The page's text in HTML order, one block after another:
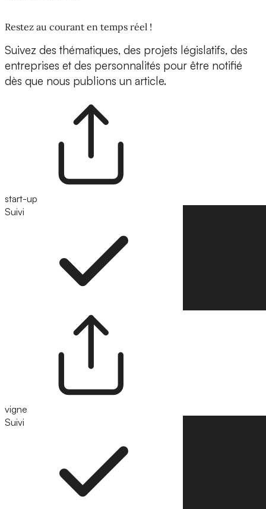
Restez au courant en temps réel !
Suivez des thématiques, des projets législatifs, des
entreprises et des personnalités pour être notifié
dès que nous publions un article.
start-up
Suivi
vigne
Suivi